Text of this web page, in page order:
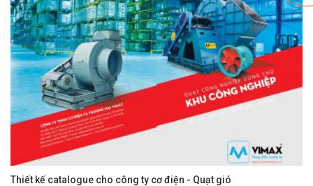
Thiết kế catalogue cho công ty cơ điện - Quạt gió